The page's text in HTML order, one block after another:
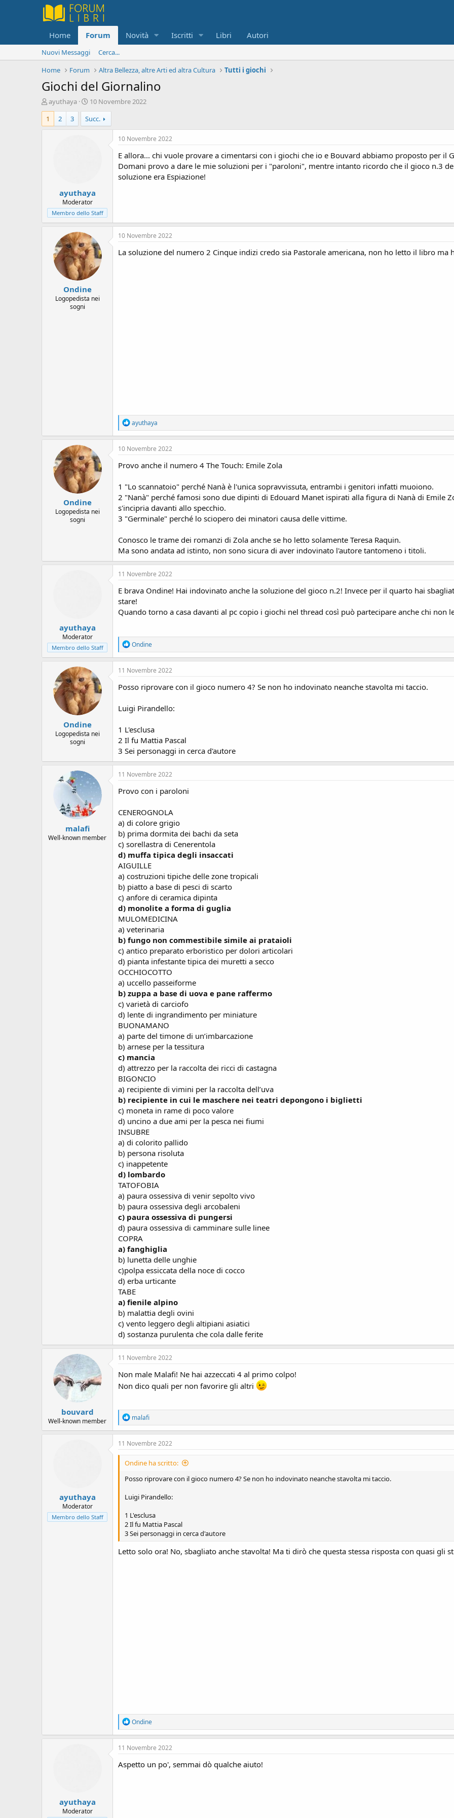
Home Forum Novità Iscritti Libri Autori
Nuovi Messaggi
Cerca...
Home
Forum Altra Bellezza, altre Arti ed altra Cultura Tutti i giochi
Giochi del Giornalino
C
r
e
a
u
s
ayuthaya
D
a
t
a
i
o
10 Novembre 2022
1
2 3 Succ.
ayuthaya
Moderator
Membro dello Staff
10 Novembre 2022
E allora... chi vuole provare a cimentarsi con i giochi che io e Bouvard abbiamo proposto per il
Domani provo a dare le mie soluzioni per i "paroloni", mentre intanto ricordo che il gioco n.3
soluzione era Espiazione!
Ondine
Logopedista nei
sogni
10 Novembre 2022
La soluzione del numero 2 Cinque indizi credo sia Pastorale americana, non ho letto il libro
R
e
a
c
o
s
:
ayuthaya
Ondine
Logopedista nei
sogni
10 Novembre 2022
Provo anche il numero 4 The Touch: Emile Zola
1 "Lo scannatoio" perché Nanà è l'unica sopravvissuta, entrambi i genitori infatti muoiono.
2 "Nanà" perché famosi sono due dipinti di Edouard Manet ispirati alla figura di Nanà di Emile
s'incipria davanti allo specchio.
3 "Germinale" perché lo sciopero dei minatori causa delle vittime.
Conosco le trame dei romanzi di Zola anche se ho letto solamente Teresa Raquin.
Ma sono andata ad istinto, non sono sicura di aver indovinato l'autore tantomeno i titoli.
ayuthaya
Moderator
Membro dello Staff
11 Novembre 2022
E brava Ondine! Hai indovinato anche la soluzione del gioco n.2! Invece per il quarto hai
stare!
Quando torno a casa davanti al pc copio i giochi nel thread così può partecipare anche chi non
R
e
a
c
i
o
s
Ondine
Ondine
Logopedista nei
sogni
11 Novembre 2022
Posso riprovare con il gioco numero 4? Se non ho indovinato neanche stavolta mi taccio.
Luigi Pirandello:
1 L'esclusa
2 Il fu Mattia Pascal
3 Sei personaggi in cerca d'autore
malafi
Well-known member
11 Novembre 2022
Provo con i paroloni
CENEROGNOLA
a) di colore grigio
b) prima dormita dei bachi da seta
c) sorellastra di Cenerentola
d) muffa tipica degli insaccati
AIGUILLE
a) costruzioni tipiche delle zone tropicali
b) piatto a base di pesci di scarto
c) anfore di ceramica dipinta
d) monolite a forma di guglia
MULOMEDICINA
a) veterinaria
b) fungo non commestibile simile ai prataioli
c) antico preparato erboristico per dolori articolari
d) pianta infestante tipica dei muretti a secco
OCCHIOCOTTO
a) uccello passeiforme
b) zuppa a base di uova e pane raffermo
c) varietà di carciofo
d) lente di ingrandimento per miniature
BUONAMANO
a) parte del timone di un’imbarcazione
b) arnese per la tessitura
c) mancia
d) attrezzo per la raccolta dei ricci di castagna
BIGONCIO
a) recipiente di vimini per la raccolta dell’uva
b) recipiente in cui le maschere nei teatri depongono i biglietti
c) moneta in rame di poco valore
d) uncino a due ami per la pesca nei fiumi
INSUBRE
a) di colorito pallido
b) persona risoluta
c) inappetente
d) lombardo
TATOFOBIA
a) paura ossessiva di venir sepolto vivo
b) paura ossessiva degli arcobaleni
c) paura ossessiva di pungersi
d) paura ossessiva di camminare sulle linee
COPRA
a) fanghiglia
b) lunetta delle unghie
c)polpa essiccata della noce di cocco
d) erba urticante
TABE
a) fienile alpino
b) malattia degli ovini
c) vento leggero degli altipiani asiatici
d) sostanza purulenta che cola dalle ferite
bouvard
Well-known member
11 Novembre 2022
Non male Malafi! Ne hai azzeccati 4 al primo colpo!
Non dico quali per non favorire gli altri
R
e
a
c
o
s
malafi
ayuthaya
Moderator
Membro dello Staff
11 Novembre 2022
Ondine ha scritto:
Posso riprovare con il gioco numero 4? Se non ho indovinato neanche stavolta mi taccio.
Luigi Pirandello:
1 L'esclusa
2 Il fu Mattia Pascal
3 Sei personaggi in cerca d'autore
Letto solo ora! No, sbagliato anche stavolta! Ma ti dirò che questa stessa risposta con quasi gli
R
e
a
c
i
o
Ondine
ayuthaya
Moderator
11 Novembre 2022
Aspetto un po', semmai dò qualche aiuto!